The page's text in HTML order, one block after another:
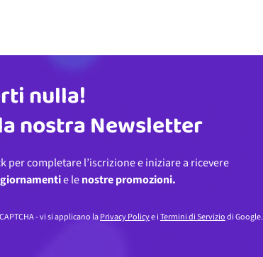
nulla!
nostra Newsletter
per completare l’iscrizione e iniziare a ricevere
e lenostre promozioni.
- vi si applicano laPrivacy Policye iTermini di Serviziodi Google.